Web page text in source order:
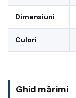
Dimensiuni
Culori
Ghid mărimi